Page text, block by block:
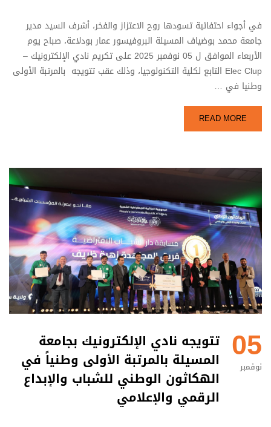
في أجواء احتفائية تسودها روح الاعتزاز والفخر، أشرف السيد مدير
جامعة محمد بوضياف المسيلة البروفيسور عمار بودلاعة، صباح يوم
الأربعاء الموافق ل 05 نوفمبر 2025 على تكريم نادي الإلكترونيك –
Elec Clup التابع لكلية التكنولوجيا، وذلك عقب تتويجه بالمرتبة الأولى
وطنيا في …
READ MORE
05
نوفمبر
تتويجه نادي الإلكترونيك بجامعة
المسيلة بالمرتبة الأولى وطنياً في
الهكاثون الوطني للشباب والإبداع
الرقمي والإعلامي